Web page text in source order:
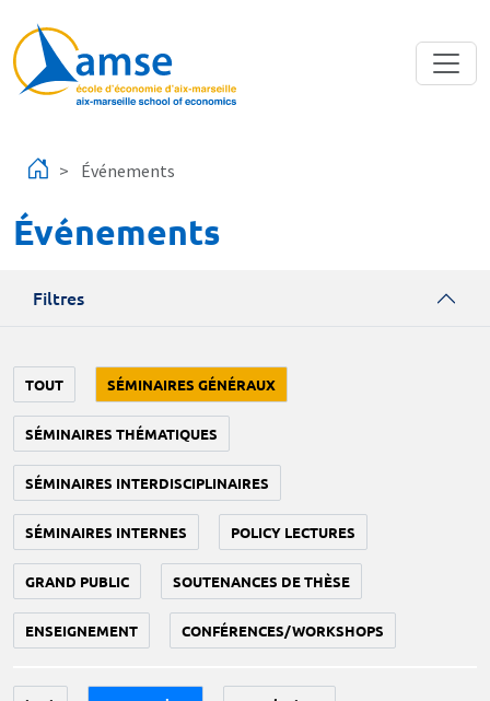
Événements
Événements
Filtres
TOUT SÉMINAIRES GÉNÉRAUX
SÉMINAIRES THÉMATIQUES
SÉMINAIRES INTERDISCIPLINAIRES
SÉMINAIRES INTERNES POLICY LECTURES
GRAND PUBLIC SOUTENANCES DE THÈSE
ENSEIGNEMENT CONFÉRENCES/WORKSHOPS